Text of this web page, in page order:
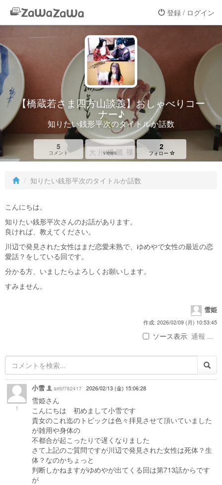
登録 / ログイン
【橋蔵若さま四方山談義】おしゃべりコー
ナー♪
知りたい銭形平次のタイトルか話数
5
コメント views
2
フォロー
知りたい銭形平次のタイトルか話数
こんにちは。
知りたい銭形平次さんのお話があります。
良ければ、教えてください。
川辺で発見された女性はまだ恋愛未熟で、ゆめやで女性の最近の恋
愛話？をしている回です。
分かる方、いましたらよろしくお願いします。
すみません。
雪姫
作成: 2026/02/09 (月) 10:53:45
ソース表示 通報 ...
1
小雪 aebf782417 2026/02/13 (金) 15:06:28
雪姫さん
こんにちは 初めまして小雪です
貴女のこれ迄のトピックは色々拝見させて頂いていました
が雑用や身体の
不都合が起こったりで遅くなりました
さて上記のご質問ですが川辺で発見された女性は死体？生
体？なのかちょっと
判断しかねますがゆめやが出てくる回は第713話からです
が